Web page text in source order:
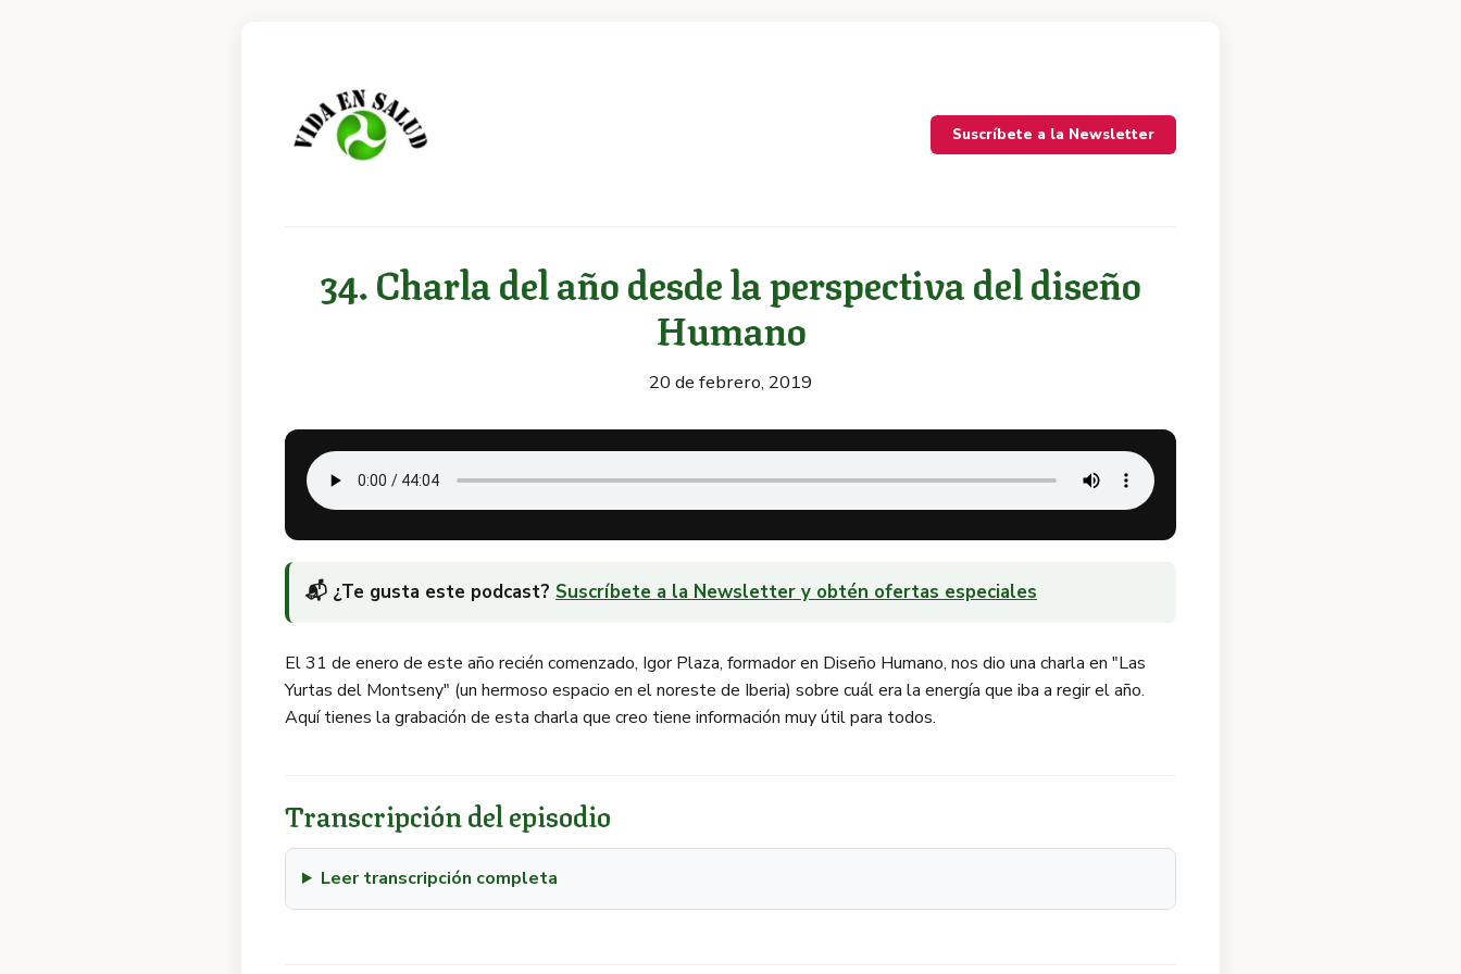
Suscríbete a la Newsletter
34. Charla del año desde la perspectiva del diseño
Humano
20 de febrero, 2019
📬 ¿Te gusta este podcast? Suscríbete a la Newsletter y obtén ofertas especiales
El 31 de enero de este año recién comenzado, Igor Plaza, formador en Diseño Humano, nos dio una charla en "Las
Yurtas del Montseny" (un hermoso espacio en el noreste de Iberia) sobre cuál era la energía que iba a regir el año.
Aquí tienes la grabación de esta charla que creo tiene información muy útil para todos.
Transcripción del episodio
Leer transcripción completa